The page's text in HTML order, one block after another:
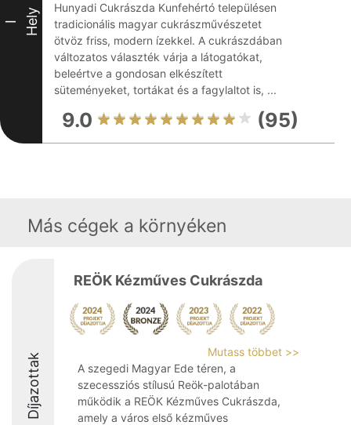
I Hely
Hunyadi Cukrászda Kunfehértó településen
tradicionális magyar cukrászművészetet
ötvöz friss, modern ízekkel. A cukrászdában
változatos választék várja a látogatókat,
beleértve a gondosan elkészített
süteményeket, tortákat és a fagylaltot is, ...
9.0 (95)
Más cégek a környéken
Díjazottak
REÖK Kézműves Cukrászda
Mutass többet >>
A szegedi Magyar Ede téren, a
szecessziós stílusú Reök-palotában
működik a REÖK Kézműves Cukrászda,
amely a város első kézműves